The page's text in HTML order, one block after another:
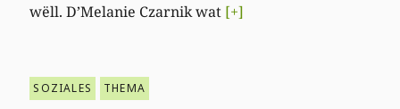
wëll. D’Melanie Czarnik wat [+]
SOZIALES THEMA